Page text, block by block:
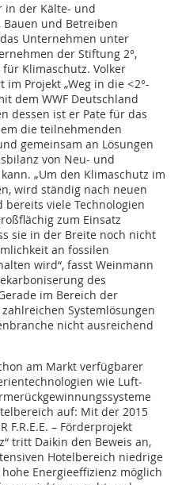
in der Kälte- und
und Betreiben
Unternehmen unter
der Stiftung 2°,
Klimaschutz. Volker
Projekt „Weg in die < 2°-
dem WWF Deutschland
dessen ist er Pate für das
die teilnehmenden
gemeinsam an Lösungen
von Neu- und
„Um den Klimaschutz im
wird ständig nach neuen
bereits viele Technologien
zum Einsatz
sie in der Breite noch nicht
an fossilen
wird“, fasst Weinmann
des
im Bereich der
Systemlösungen
nicht ausreichend
am Markt verfügbarer
wie Luft-
auf: Mit der 2015
F.R.E.E. – Förderprojekt
tritt Daikin den Beweis an,
Hotelbereich niedrige
Energieeffizienz möglich